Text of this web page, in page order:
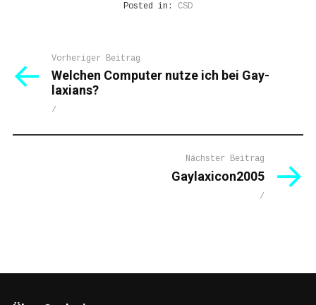
Posted in: CSD
navigation
Vorheriger Beitrag
Welchen Computer nutze ich bei Gay-
laxians?
/
Nächster Beitrag
Gaylaxicon2005
/